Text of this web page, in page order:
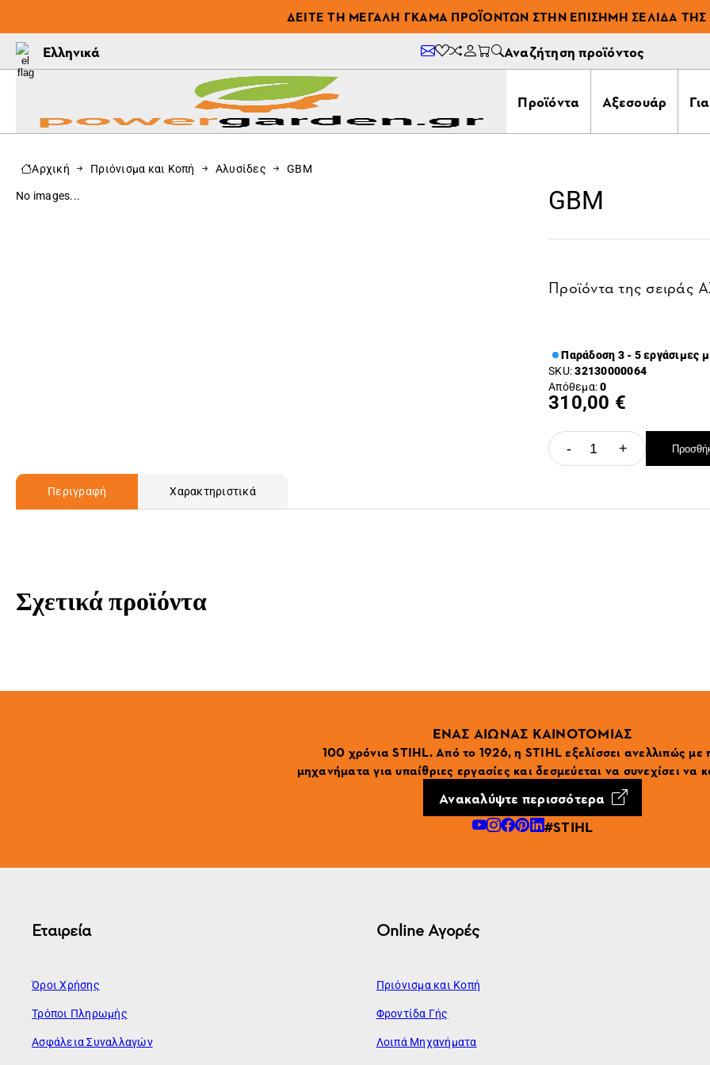
ΔΕΊΤΕ ΤΗ ΜΕΓΆΛΗ ΓΚΆΜΑ ΠΡΟΪΌΝΤΩΝ ΣΤΗΝ ΕΠΊΣΗΜΗ ΣΕΛΊΔΑ ΤΗΣ
Ελληνικά Αναζήτηση προϊόντος
Προϊόντα Αξεσουάρ
Αρχική Πριόνισμα και Κοπή Αλυσίδες GBM
No images... GBM
Προϊόντα της σειράς
Παράδοση 3 - 5 εργάσιμες
SKU:32130000064
Απόθεμα:0
310,00 €
- +
Περιγραφή Χαρακτηριστικά
Σχετικά προϊόντα
ΕΝΑΣ ΑΙΩΝΑΣ ΚΑΙΝΟΤΟΜΙΑΣ
100 χρόνια STIHL. Από το 1926, η STIHL εξελίσσει ανελλιπώς με
μηχανήματα για υπαίθριες εργασίες και δεσμεύεται να συνεχίσει να
Ανακαλύψτε περισσότερα
#STIHL
Εταιρεία
Όροι Χρήσης
Τρόποι Πληρωμής
Ασφάλεια Συναλλαγών
Online Αγορές
Πριόνισμα και Κοπή
Φροντίδα Γής
Λοιπά Μηχανήματα